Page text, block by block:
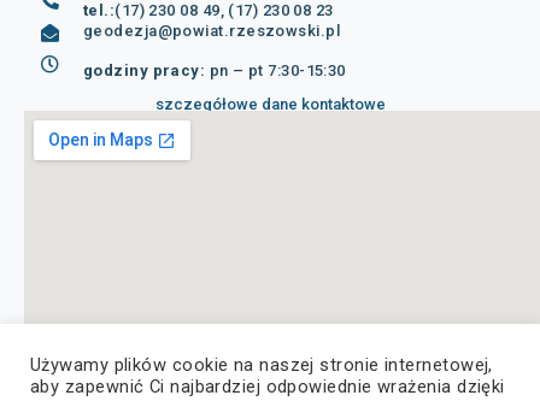
tel.:(17) 230 08 49, (17) 230 08 23
geodezja@powiat.rzeszowski.pl
godziny pracy: pn – pt 7:30-15:30
szczegółowe dane kontaktowe
Używamy plików cookie na naszej stronie internetowej,
aby zapewnić Ci najbardziej odpowiednie wrażenia dzięki